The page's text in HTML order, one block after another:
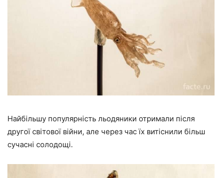
Найбільшу популярність льодяники отримали після
другої світової війни, але через час їх витіснили більш
сучасні солодощі.